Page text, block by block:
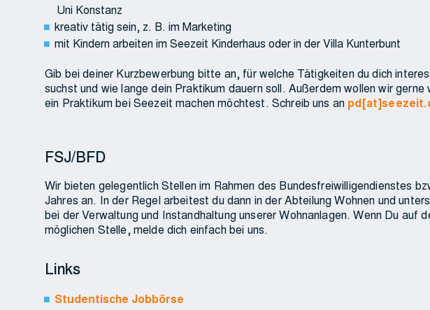
Uni Konstanz
kreativ tätig sein, z. B. im Marketing
mit Kindern arbeiten im Seezeit Kinderhaus oder in der Villa Kunterbunt
Gib bei deiner Kurzbewerbung bitte an, für welche Tätigkeiten du dich
suchst und wie lange dein Praktikum dauern soll. Außerdem wollen wir gerne
ein Praktikum bei Seezeit machen möchtest. Schreib uns an
FSJ/BFD
Wir bieten gelegentlich Stellen im Rahmen des Bundesfreiwilligendienstes
Jahres an. In der Regel arbeitest du dann in der Abteilung Wohnen und
bei der Verwaltung und Instandhaltung unserer Wohnanlagen. Wenn Du auf
möglichen Stelle, melde dich einfach bei uns.
Links
Studentische Jobbörse